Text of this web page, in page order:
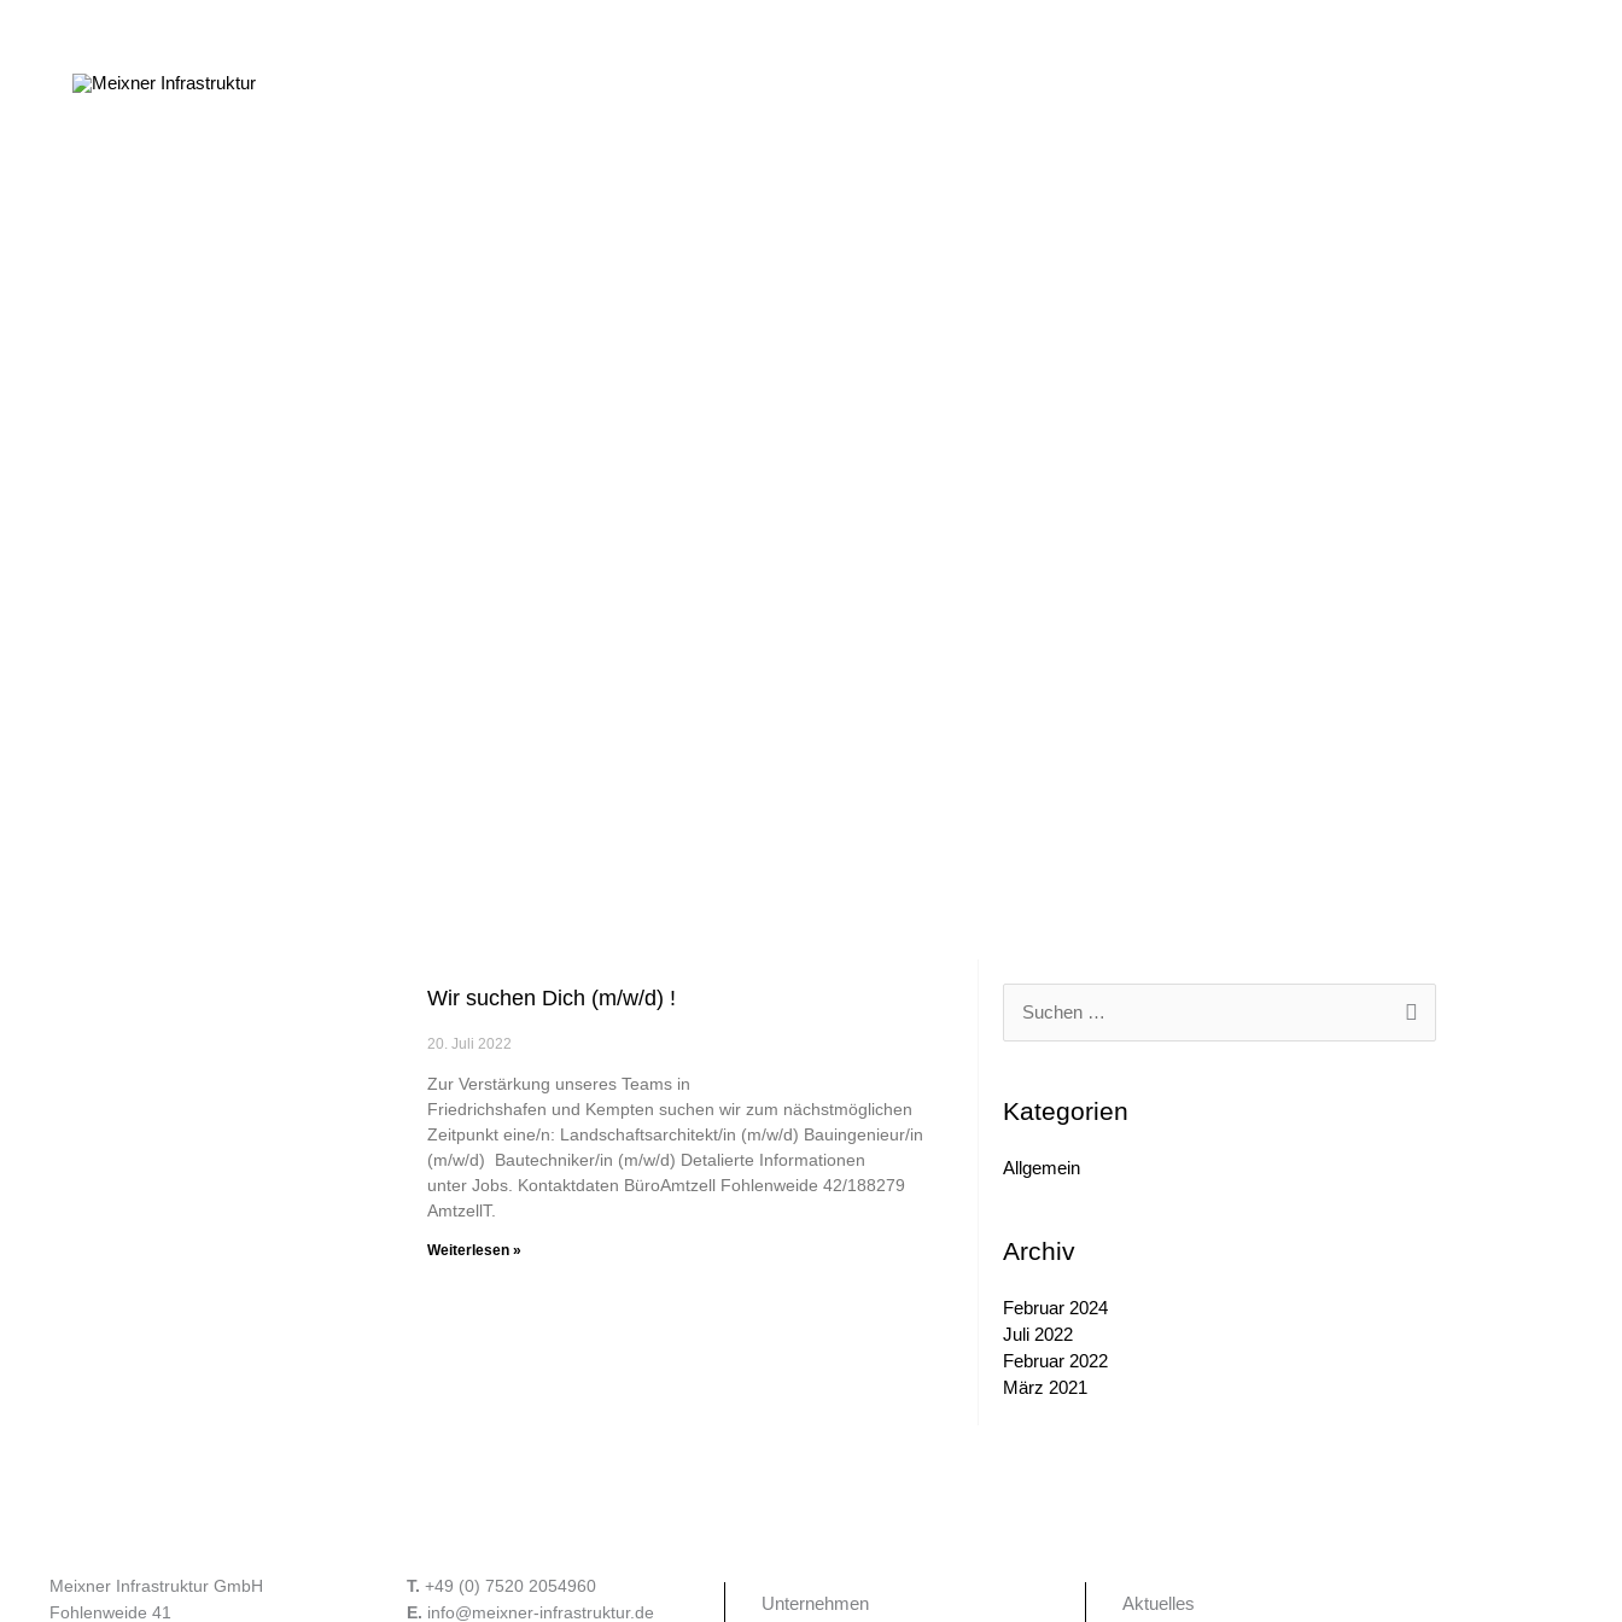
Wir suchen Dich (m/w/d) !
20. Juli 2022
Zur Verstärkung unseres Teams in
Friedrichshafen und Kempten suchen wir zum nächstmöglichen
Zeitpunkt eine/n: Landschaftsarchitekt/in (m/w/d) Bauingenieur/in
(m/w/d) Bautechniker/in (m/w/d) Detalierte Informationen
unter Jobs. Kontaktdaten BüroAmtzell Fohlenweide 42/188279
AmtzellT.
Weiterlesen »
Suchen
nach:
Kategorien
Allgemein
Archiv
Februar 2024
Juli 2022
Februar 2022
März 2021
Meixner Infrastruktur GmbH
Fohlenweide 41
T. +49 (0) 7520 2054960
E. info@meixner-infrastruktur.de Unternehmen Aktuelles